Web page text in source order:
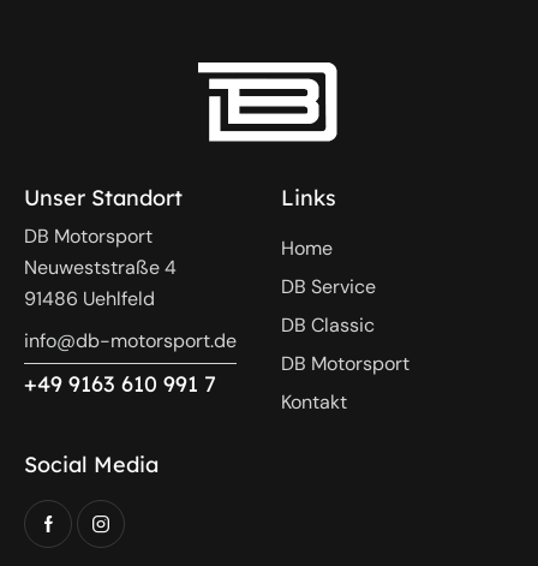
Unser Standort
DB Motorsport
Neuweststraße 4
91486 Uehlfeld
info@db-motorsport.de
+49 9163 610 991 7
Links
Home
DB Service
DB Classic
DB Motorsport
Kontakt
Social Media